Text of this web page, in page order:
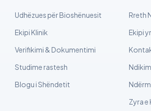
Udhëzues për Bioshënuesit
Ekipi Klinik
Verifikimi & Dokumentimi
Studime rastesh
Blogu i Shëndetit
Rreth
Ekipi
Zyra e